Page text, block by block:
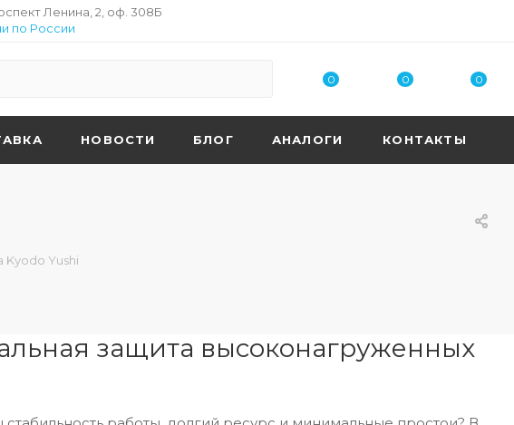
Ленина, 2, оф. 308Б
по России
0 0 0
НОВОСТИ БЛОГ АНАЛОГИ КОНТАКТЫ
Kyodo Yushi
защита высоконагруженных